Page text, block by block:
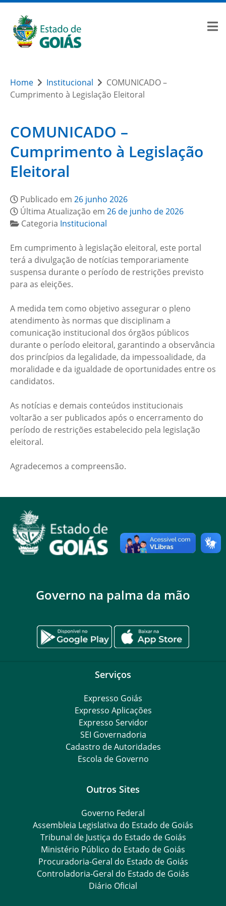
Home Institucional
COMUNICADO –
Cumprimento à Legislação Eleitoral
COMUNICADO –
Cumprimento à Legislação
Eleitoral
Publicado em 26 junho 2026
Última Atualização em 26 de junho de 2026
Categoria Institucional
Em cumprimento à legislação eleitoral, este portal
terá a divulgação de notícias temporariamente
suspensa durante o período de restrições previsto
para as eleições.
A medida tem como objetivo assegurar o pleno
atendimento às normas que disciplinam a
comunicação institucional dos órgãos públicos
durante o período eleitoral, garantindo a observância
dos princípios da legalidade, da impessoalidade, da
moralidade e da igualdade de oportunidades entre os
candidatos.
As notícias e demais conteúdos institucionais
voltarão a ser publicados após o encerramento do
período de restrições estabelecido pela legislação
eleitoral.
Agradecemos a compreensão.
Governo na palma da mão
Serviços
Expresso Goiás
Expresso Aplicações
Expresso Servidor
SEI Governadoria
Cadastro de Autoridades
Escola de Governo
Outros Sites
Governo Federal
Assembleia Legislativa do Estado de Goiás
Tribunal de Justiça do Estado de Goiás
Ministério Público do Estado de Goiás
Procuradoria-Geral do Estado de Goiás
Controladoria-Geral do Estado de Goiás
Diário Oficial